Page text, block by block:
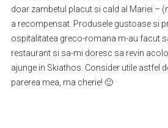
doar zambetul placut si cald al Mariei –
a recompensat. Produsele gustoase si
ospitalitatea greco-romana m-au facut
restaurant si sa-mi doresc sa revin
ajunge in Skiathos. Consider utile astfel
parerea mea, ma cherie! 🙂